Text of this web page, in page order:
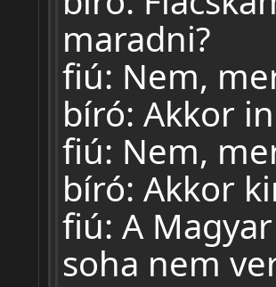
maradni?
fiú: Nem,
bíró: Akkor
fiú: Nem,
bíró: Akkor
fiú: A
soha nem